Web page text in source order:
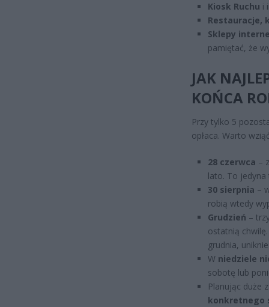
Kiosk Ruchu i
Restauracje,
Sklepy
pamiętać, że
JAK
KOŃCA
Przy tylko 5
opłaca. Warto
28 czerwca –
lato. To jedyna
30 sierpnia –
robią wtedy
Grudzień –
ostatnią
grudnia,
W niedziele
sobotę lub
Planując duże
konkretnego